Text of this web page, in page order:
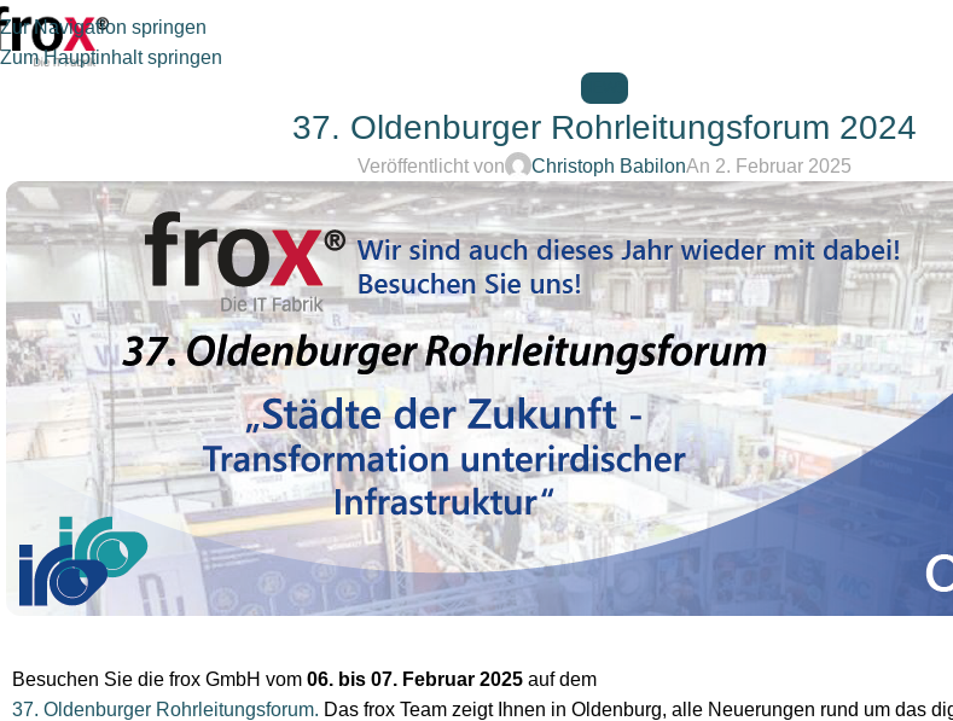
Zur Navigation springen
Zum Hauptinhalt springen
37. Oldenburger Rohrleitungsforum 2024
Veröffentlicht von Christoph BabilonAn 2. Februar 2025
Besuchen Sie die frox GmbH vom 06. bis 07. Februar 2025 auf dem
37. Oldenburger Rohrleitungsforum. Das frox Team zeigt Ihnen in Oldenburg, alle Neuerungen rund um das